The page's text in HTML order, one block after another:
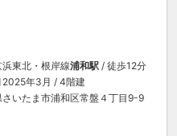
浜東北・根岸線浦和駅 / 徒歩12分
2025年3月 / 4階建
さいたま市浦和区常盤４丁目9-9